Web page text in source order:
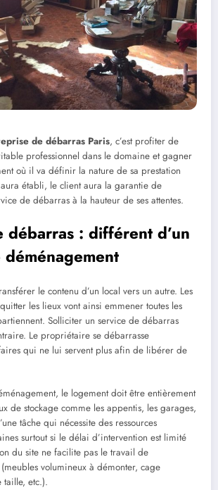
de débarras Paris, c’est profiter de
professionnel dans le domaine et gagner
où il va définir la nature de sa prestation
établi, le client aura la garantie de
de débarras à la hauteur de ses attentes.
débarras : différent d’un
le contenu d’un local vers un autre. Les
les lieux vont ainsi emmener toutes les
Solliciter un service de débarras
Le propriétaire se débarrasse
qui ne lui servent plus afin de libérer de
le logement doit être entièrement
de stockage comme les appentis, les garages,
tâche qui nécessite des ressources
surtout si le délai d’intervention est limité
du site ne facilite pas le travail de
volumineux à démonter, cage
taille, etc.).